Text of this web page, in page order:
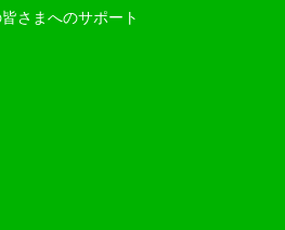
さまへのサポート